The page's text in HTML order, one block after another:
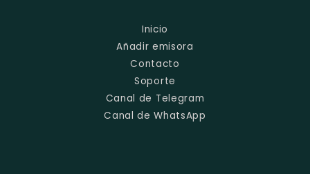
Inicio
Añadir emisora
Contacto
Soporte
Canal de Telegram
Canal de WhatsApp